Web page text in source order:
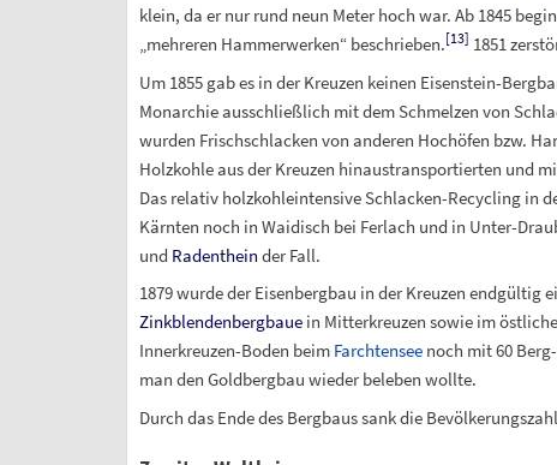
klein, da er nur rund neun Meter hoch war. Ab 1845
„mehreren Hammerwerken“ beschrieben.[13] 1851
Um 1855 gab es in der Kreuzen keinen Eisenstein-
Monarchie ausschließlich mit dem Schmelzen von
wurden Frischschlacken von anderen Hochöfen bzw.
Holzkohle aus der Kreuzen hinaustransportierten und
Das relativ holzkohleintensive Schlacken-Recycling in
Kärnten noch in Waidisch bei Ferlach und in Unter-
und Radenthein der Fall.
1879 wurde der Eisenbergbau in der Kreuzen endgültig
Zinkblendenbergbauein Mitterkreuzen sowie im
Innerkreuzen-Boden beim Farchtenseenoch mit 60
man den Goldbergbau wieder beleben wollte.
Durch das Ende des Bergbaus sank die